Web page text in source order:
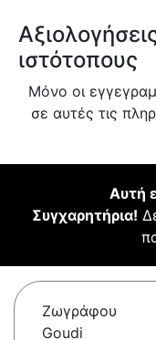
ιστότοπους
Μόνο οι
σε αυτές τις
Αυτή
Συγχαρητήρια!
Ζωγράφου
Goudi